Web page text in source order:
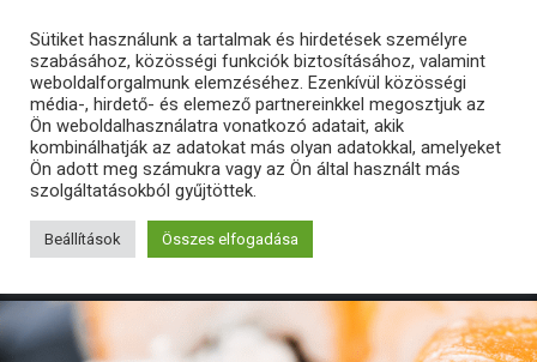
Sütiket használunk a tartalmak és hirdetések személyre
szabásához, közösségi funkciók biztosításához, valamint
weboldalforgalmunk elemzéséhez. Ezenkívül közösségi
média-, hirdető- és elemező partnereinkkel megosztjuk az
Ön weboldalhasználatra vonatkozó adatait, akik
kombinálhatják az adatokat más olyan adatokkal, amelyeket
Ön adott meg számukra vagy az Ön által használt más
szolgáltatásokból gyűjtöttek.
Beállítások Összes elfogadása